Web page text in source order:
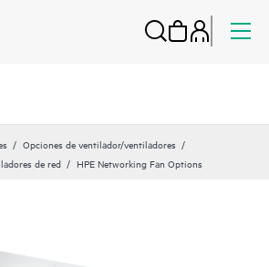
Opciones de ventilador/ventiladores
de red
HPE Networking Fan Options